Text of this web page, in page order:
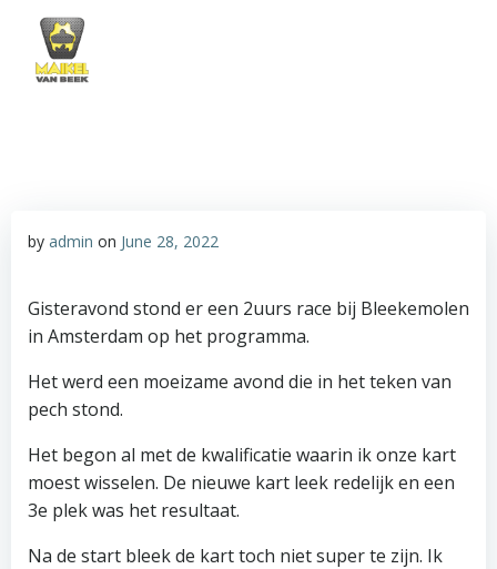
by admin on June 28, 2022
Gisteravond stond er een 2uurs race bij Bleekemolen
in Amsterdam op het programma.
Het werd een moeizame avond die in het teken van
pech stond.
Het begon al met de kwalificatie waarin ik onze kart
moest wisselen. De nieuwe kart leek redelijk en een
3e plek was het resultaat.
Na de start bleek de kart toch niet super te zijn. Ik